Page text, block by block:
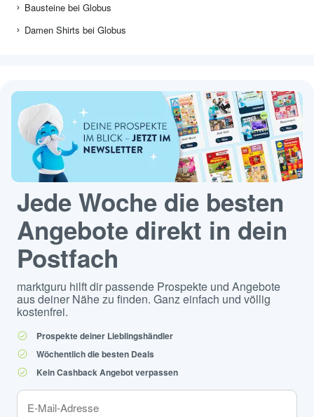
Bausteine bei Globus
Damen Shirts bei Globus
Jede Woche die besten
Angebote direkt in dein
Postfach
marktguru hilft dir passende Prospekte und Angebote
aus deiner Nähe zu finden. Ganz einfach und völlig
kostenfrei.
Prospekte deiner Lieblingshändler
Wöchentlich die besten Deals
Kein Cashback Angebot verpassen